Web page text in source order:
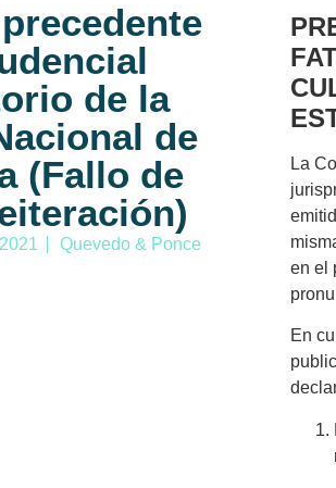
de la
de
(Fallo de
Quevedo & Ponce
La
en el
En